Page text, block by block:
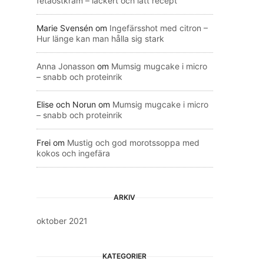
Marie Svensén om Ingefärsshot med citron –
Hur länge kan man hålla sig stark
Anna Jonasson om Mumsig mugcake i micro
– snabb och proteinrik
Elise och Norun om Mumsig mugcake i micro
– snabb och proteinrik
Frei om Mustig och god morotssoppa med
kokos och ingefära
ARKIV
oktober 2021
KATEGORIER